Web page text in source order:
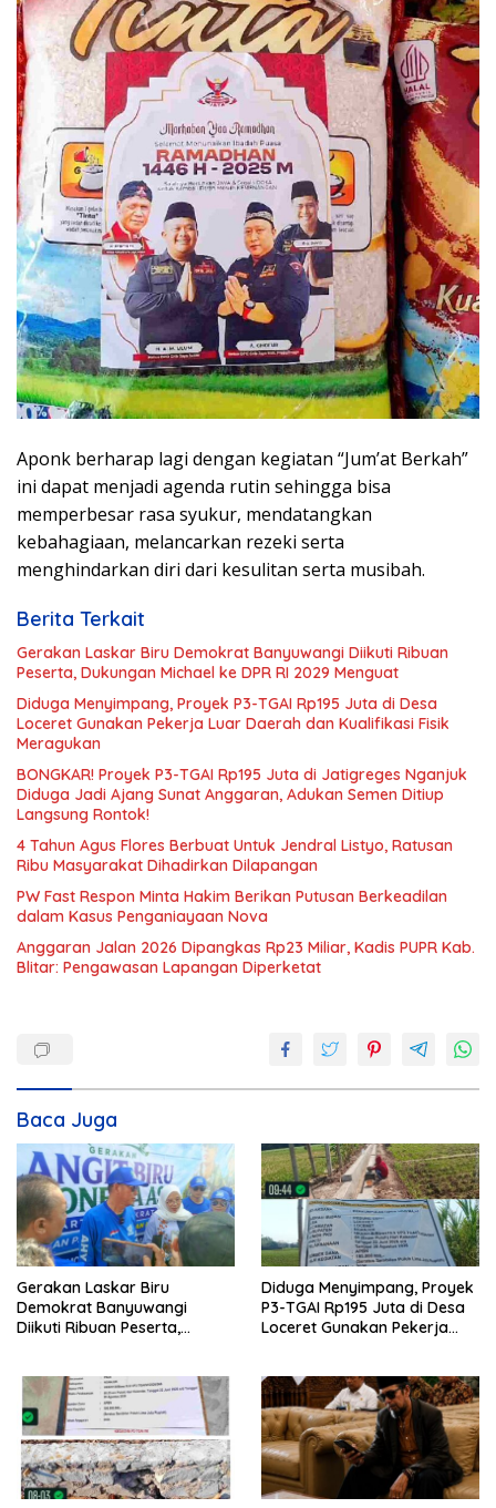
Aponk berharap lagi dengan kegiatan “Jum’at Berkah”
ini dapat menjadi agenda rutin sehingga bisa
memperbesar rasa syukur, mendatangkan
kebahagiaan, melancarkan rezeki serta
menghindarkan diri dari kesulitan serta musibah.
Berita Terkait
Gerakan Laskar Biru Demokrat Banyuwangi Diikuti Ribuan
Peserta, Dukungan Michael ke DPR RI 2029 Menguat
Diduga Menyimpang, Proyek P3-TGAI Rp195 Juta di Desa
Loceret Gunakan Pekerja Luar Daerah dan Kualifikasi Fisik
Meragukan
BONGKAR! Proyek P3-TGAI Rp195 Juta di Jatigreges Nganjuk
Diduga Jadi Ajang Sunat Anggaran, Adukan Semen Ditiup
Langsung Rontok!
4 Tahun Agus Flores Berbuat Untuk Jendral Listyo, Ratusan
Ribu Masyarakat Dihadirkan Dilapangan
PW Fast Respon Minta Hakim Berikan Putusan Berkeadilan
dalam Kasus Penganiayaan Nova
Anggaran Jalan 2026 Dipangkas Rp23 Miliar, Kadis PUPR Kab.
Blitar: Pengawasan Lapangan Diperketat
Baca Juga
Gerakan Laskar Biru
Demokrat Banyuwangi
Diikuti Ribuan Peserta,
Diduga Menyimpang, Proyek
P3-TGAI Rp195 Juta di Desa
Loceret Gunakan Pekerja